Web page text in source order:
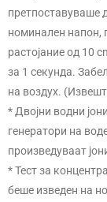
претпоставуваше
номинален напон,
растојание од 10
за 1 секунда.
на воздух.
* Двојни водни
генератори на
произведуваат
* Тест за
беше изведен на